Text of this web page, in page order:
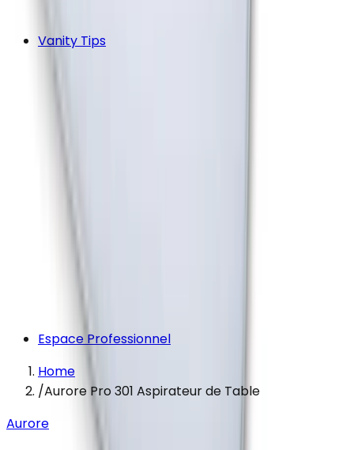
Vanity Tips
Espace Professionnel
Home
/Aurore Pro 301 Aspirateur de Table
Aurore